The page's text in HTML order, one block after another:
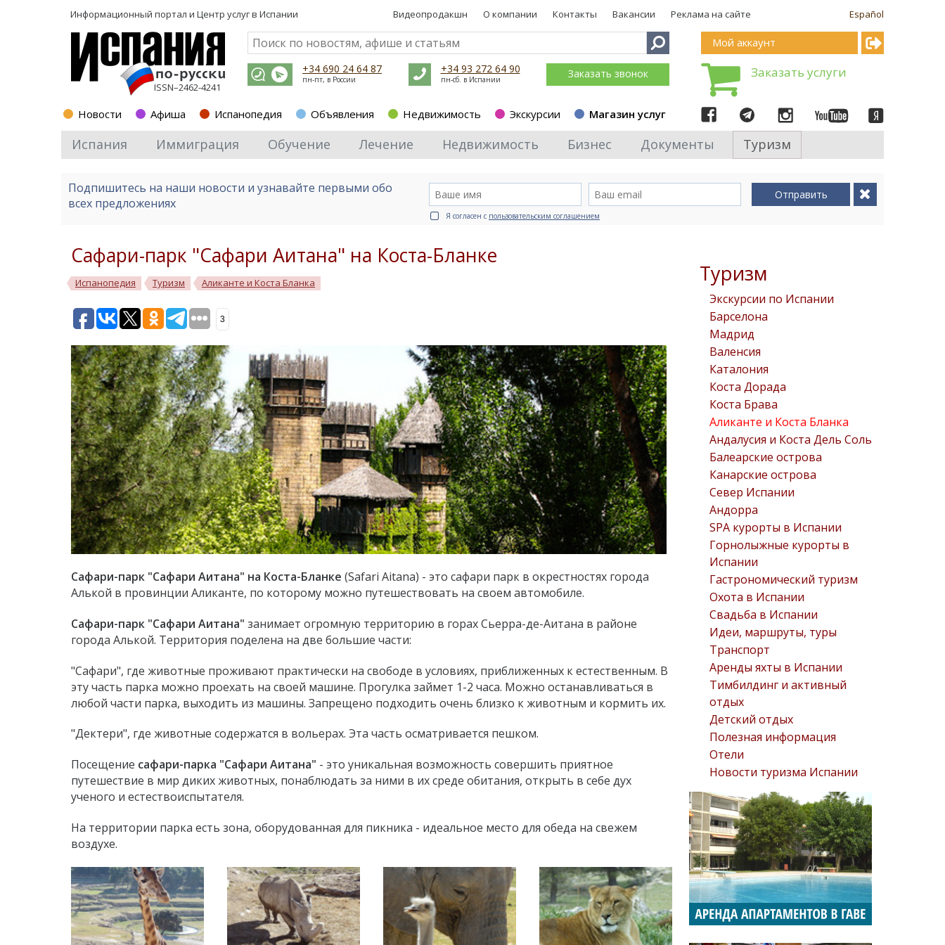
Информационный портал и Центр услуг в Испании Español
Видеопродакшн О компании Контакты Вакансии Реклама на сайте
ISSN–2462-4241
+34 690 24 64 87
пн-пт, в России
+34 93 272 64 90
пн-сб. в Испании Заказать звонок
Новости Афиша Испанопедия Объявления Недвижимость Экскурсии Магазин услуг
Мой аккаунт
Заказать услуги
Испания Иммиграция Обучение Лечение Недвижимость Бизнес Документы Туризм
Подпишитесь на наши новости и узнавайте первыми обо
всех предложениях
Отправить
Я согласен с пользовательским соглашением
Туризм
Экскурсии по Испании
Барселона
Мадрид
Валенсия
Каталония
Коста Дорада
Коста Брава
Аликанте и Коста Бланка
Андалусия и Коста Дель Соль
Балеарские острова
Канарские острова
Север Испании
Андорра
SPA курорты в Испании
Горнолыжные курорты в
Испании
Гастрономический туризм
Охота в Испании
Свадьба в Испании
Идеи, маршруты, туры
Транспорт
Аренды яхты в Испании
Тимбилдинг и активный
отдых
Детский отдых
Полезная информация
Отели
Новости туризма Испании
Сафари-парк "Сафари Аитана" на Коста-Бланке
Испанопедия Туризм Аликанте и Коста Бланка
3
Сафари-парк "Сафари Аитана" на Коста-Бланке (Safari Aitana) - это сафари парк в окрестностях города
Алькой в провинции Аликанте, по которому можно путешествовать на своем автомобиле.
Сафари-парк "Сафари Аитана" занимает огромную территорию в горах Сьерра-де-Аитана в районе
города Алькой. Территория поделена на две большие части:
"Сафари", где животные проживают практически на свободе в условиях, приближенных к естественным. В
эту часть парка можно проехать на своей машине. Прогулка займет 1-2 часа. Можно останавливаться в
любой части парка, выходить из машины. Запрещено подходить очень близко к животным и кормить их.
"Дектери", где животные содержатся в вольерах. Эта часть осматривается пешком.
Посещение сафари-парка "Сафари Аитана" - это уникальная возможность совершить приятное
путешествие в мир диких животных, понаблюдать за ними в их среде обитания, открыть в себе дух
ученого и естествоиспытателя.
На территории парка есть зона, оборудованная для пикника - идеальное место для обеда на свежем
воздухе.